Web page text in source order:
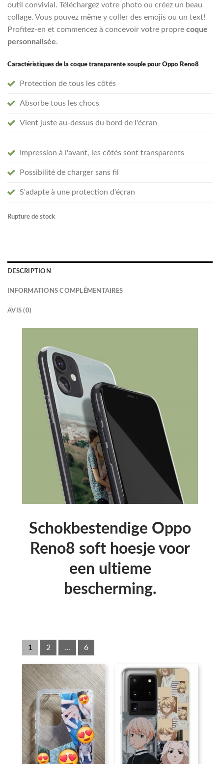
outil convivial. Téléchargez votre photo ou créez un beau
collage. Vous pouvez même y coller des emojis ou un text!
Profitez-en et commencez à concevoir votre propre coque
personnalisée.
Caractéristiques de la coque transparente souple pour Oppo Reno8
Protection de tous les côtés
Absorbe tous les chocs
Vient juste au-dessus du bord de l'écran
Impression à l'avant, les côtés sont transparents
Possibilité de charger sans fil
S'adapte à une protection d'écran
Rupture de stock
DESCRIPTION
INFORMATIONS COMPLÉMENTAIRES
AVIS (0)
Schokbestendige Oppo
Reno8 soft hoesje voor
een ultieme
bescherming.
1 2 ... 6